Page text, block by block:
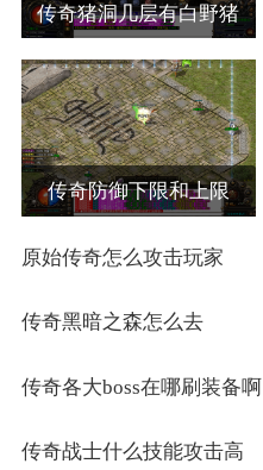
传奇猪洞几层有白野猪
传奇防御下限和上限
原始传奇怎么攻击玩家
传奇黑暗之森怎么去
传奇各大boss在哪刷装备啊
传奇战士什么技能攻击高